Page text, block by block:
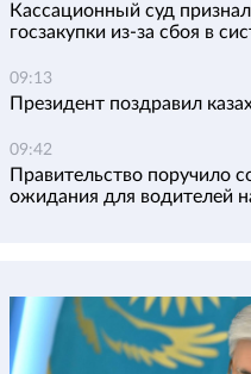
Кассационный суд
госзакупки из-за сбоя в
09:13
Президент поздравил
09:42
Правительство поручило
ожидания для водителей